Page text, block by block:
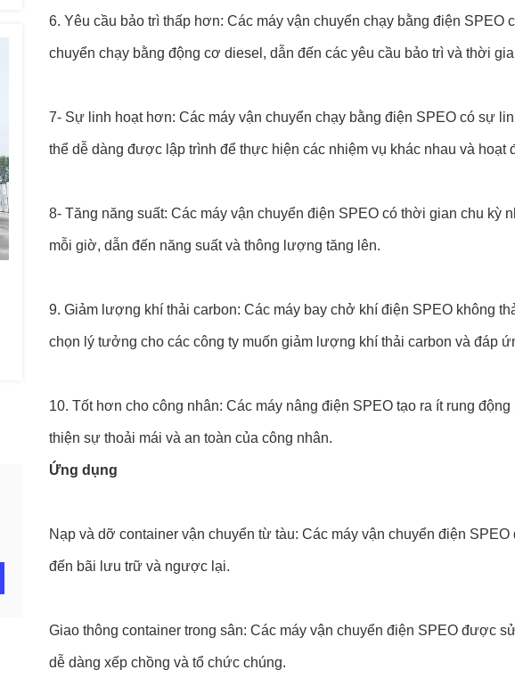
6. Yêu cầu bảo trì thấp hơn: Các máy vận chuyển chạy bằng điện SPEO
chuyển chạy bằng động cơ diesel, dẫn đến các yêu cầu bảo trì và thời
7- Sự linh hoạt hơn: Các máy vận chuyển chạy bằng điện SPEO có sự
thể dễ dàng được lập trình để thực hiện các nhiệm vụ khác nhau và hoạt
8- Tăng năng suất: Các máy vận chuyển điện SPEO có thời gian chu kỳ
mỗi giờ, dẫn đến năng suất và thông lượng tăng lên.
9. Giảm lượng khí thải carbon: Các máy bay chở khí điện SPEO không
chọn lý tưởng cho các công ty muốn giảm lượng khí thải carbon và đáp
10. Tốt hơn cho công nhân: Các máy nâng điện SPEO tạo ra ít rung
thiện sự thoải mái và an toàn của công nhân.
Ứng dụng
Nạp và dỡ container vận chuyển từ tàu: Các máy vận chuyển điện
đến bãi lưu trữ và ngược lại.
Giao thông container trong sân: Các máy vận chuyển điện SPEO được
dễ dàng xếp chồng và tổ chức chúng.